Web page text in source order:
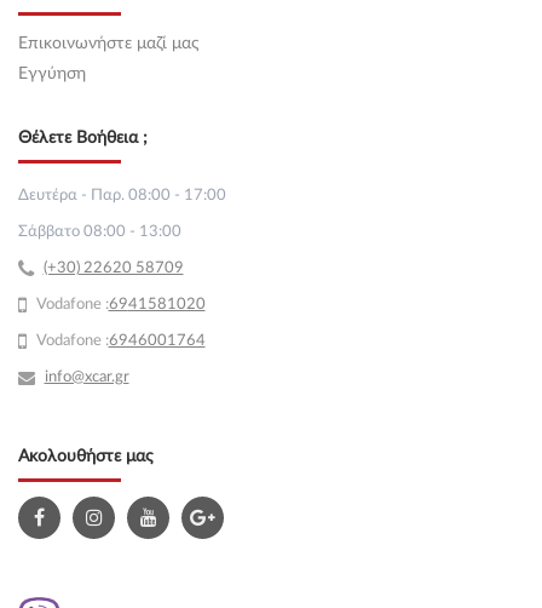
Επικοινωνήστε μαζί μας
Εγγύηση
Θέλετε Βοήθεια ;
Δευτέρα - Παρ. 08:00 - 17:00
Σάββατο 08:00 - 13:00
(+30) 22620 58709
Vodafone :6941581020
Vodafone :6946001764
info@xcar.gr
Ακολουθήστε μας